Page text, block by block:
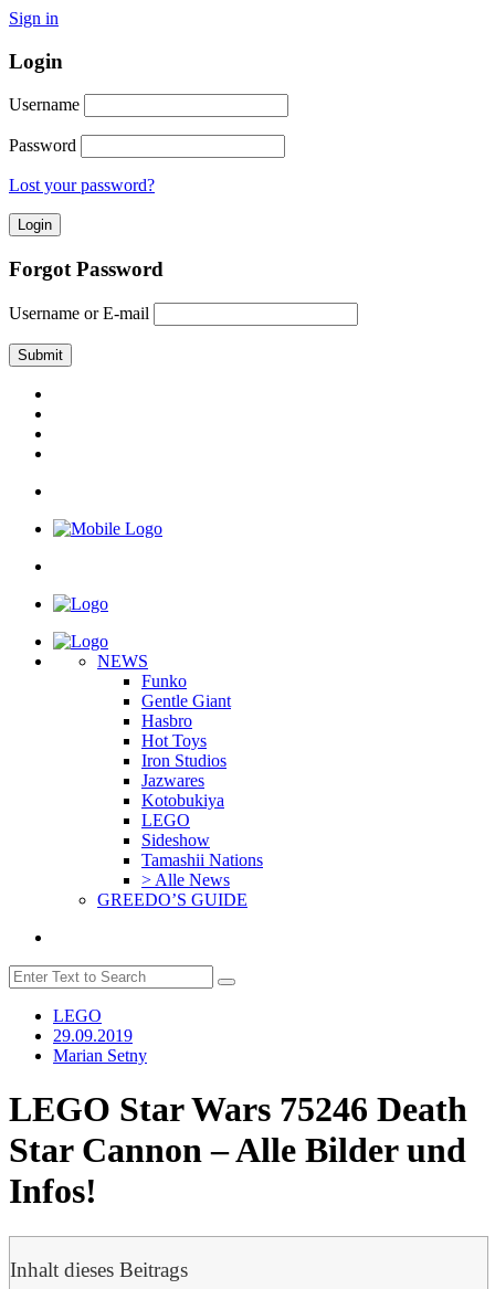
Sign in
Login
Username
Password
Lost your password?
Forgot Password
Username or E-mail
NEWS
Funko
Gentle Giant
Hasbro
Hot Toys
Iron Studios
Jazwares
Kotobukiya
LEGO
Sideshow
Tamashii Nations
> Alle News
GREEDO’S GUIDE
LEGO
29.09.2019
Marian Setny
LEGO Star Wars 75246 Death
Star Cannon – Alle Bilder und
Infos!
Inhalt dieses Beitrags